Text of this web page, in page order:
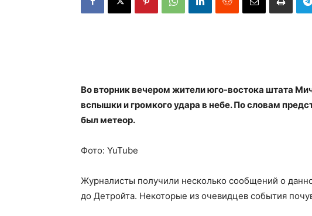
Во вторник вечером жители юго-востока штата
вспышки и громкого удара в небе. По словам
был метеор.
Фото: YuTube
Журналисты получили несколько сообщений о
до Детройта. Некоторые из очевидцев события